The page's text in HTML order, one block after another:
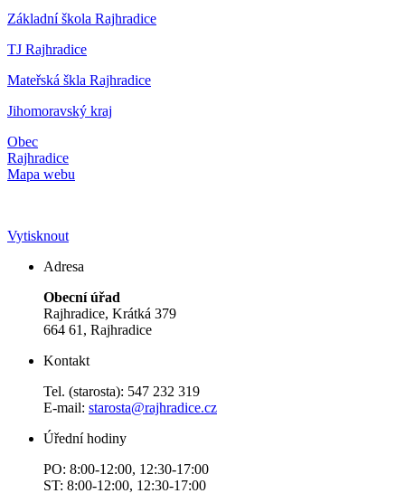
Základní škola Rajhradice
TJ Rajhradice
Mateřská škla Rajhradice
Jihomoravský kraj
Obec
Rajhradice
Mapa webu
Vytisknout
Adresa
Obecní úřad
Rajhradice, Krátká 379
664 61, Rajhradice
Kontakt
Tel. (starosta): 547 232 319
E-mail: starosta@rajhradice.cz
Úřední hodiny
PO: 8:00-12:00, 12:30-17:00
ST: 8:00-12:00, 12:30-17:00